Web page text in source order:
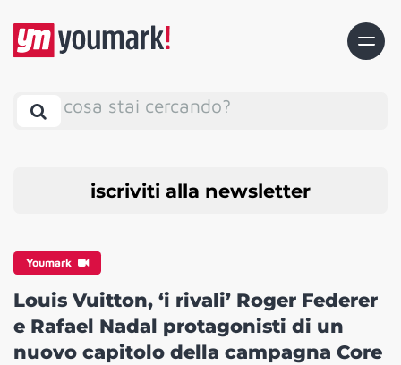
cosa stai cercando?
iscriviti alla newsletter
Youmark
Louis Vuitton, ‘i rivali’ Roger Federer
e Rafael Nadal protagonisti di un
nuovo capitolo della campagna Core